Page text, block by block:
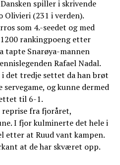
spiller i skrivende
Olivieri (231 i verden).
som 4.-seedet og med
rankingpoeng etter
tapte Snarøya-mannen
Rafael Nadal.
det tredje settet da han brøt
og kunne dermed
til 6-1.
reprise fra fjoråret,
I fjor kulminerte det hele i
etter at Ruud vant kampen.
at de har skværet opp.